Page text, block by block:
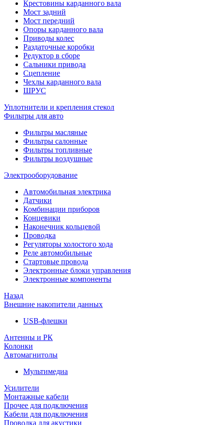
Крестовины карданного вала
Мост задний
Мост передний
Опоры карданного вала
Приводы колес
Раздаточные коробки
Редуктор в сборе
Сальники привода
Сцепление
Чехлы карданного вала
ШРУС
Уплотнители и крепления стекол
Фильтры для авто
Фильтры масляные
Фильтры салонные
Фильтры топливные
Фильтры воздушные
Электрооборудование
Автомобильная электрика
Датчики
Комбинации приборов
Концевики
Наконечник кольцевой
Проводка
Регуляторы холостого хода
Реле автомобильные
Стартовые провода
Электронные блоки управления
Электронные компоненты
Назад
Внешние накопители данных
USB-флешки
Антенны и РК
Колонки
Автомагнитолы
Мультимедиа
Усилители
Монтажные кабели
Прочее для подключения
Кабели для подключения
Проводка для акустики